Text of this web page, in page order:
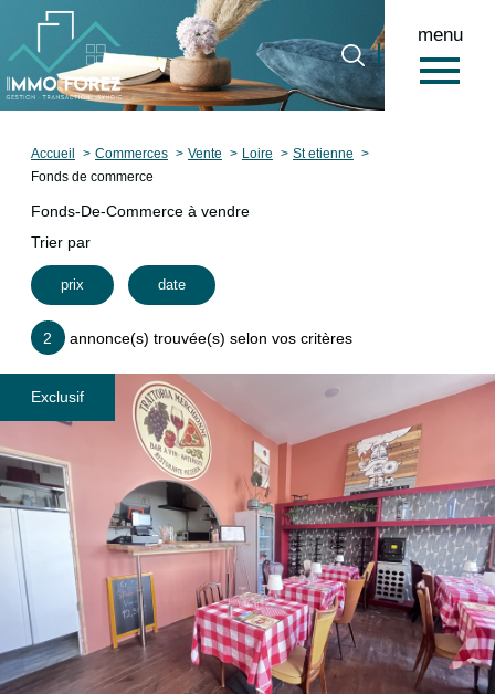
menu
Accueil
0
Accueil Commerces Vente Loire
St etienne
Fonds de commerce
Fonds-De-Commerce à vendre
Trier par
prix date
2 annonce(s) trouvée(s) selon vos critères
Exclusif